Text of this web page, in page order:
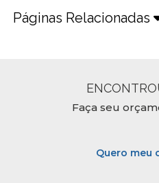
Páginas Relacionadas
Faça seu
Quero meu